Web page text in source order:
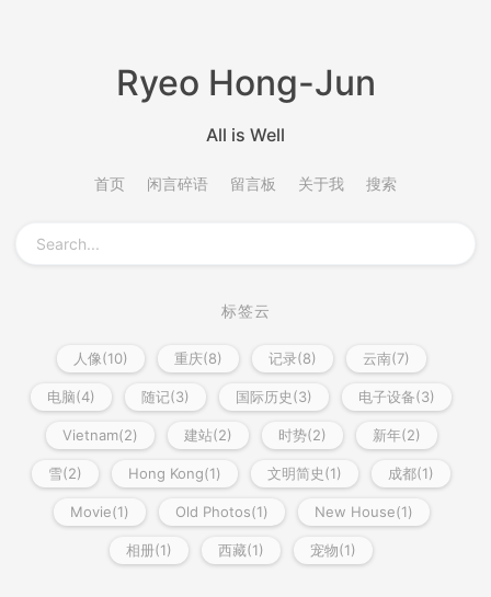
Ryeo Hong-Jun
All is Well
首页 闲言碎语 留言板 关于我 搜索
标签云
人像(10) 重庆(8) 记录(8) 云南(7)
电脑(4) 随记(3) 国际历史(3) 电子设备(3)
Vietnam(2) 建站(2) 时势(2) 新年(2)
雪(2) Hong Kong(1) 文明简史(1) 成都(1)
Movie(1) Old Photos(1) New House(1)
相册(1) 西藏(1) 宠物(1)